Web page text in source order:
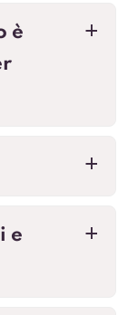
a
è
a
a